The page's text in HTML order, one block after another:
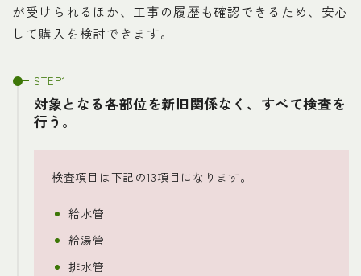
が受けられるほか、工事の履歴も確認できるため、安心
して購入を検討できます。
対象となる各部位を新旧関係なく、すべて検査を
行う。
検査項目は下記の13項目になります。
給水管
給湯管
排水管